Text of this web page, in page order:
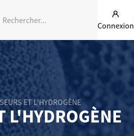
Connexion
ET L'HYDROGÈNE
L'HYDROGÈNE